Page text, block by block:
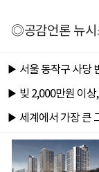
◎공감언론 뉴